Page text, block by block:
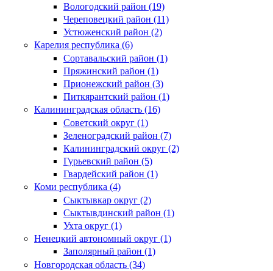
Вологодский район (19)
Череповецкий район (11)
Устюженский район (2)
Карелия республика (6)
Сортавальский район (1)
Пряжинский район (1)
Прионежский район (3)
Питкярантский район (1)
Калининградская область (16)
Советский округ (1)
Зеленоградский район (7)
Калининградский округ (2)
Гурьевский район (5)
Гвардейский район (1)
Коми республика (4)
Сыктывкар округ (2)
Сыктывдинский район (1)
Ухта округ (1)
Ненецкий автономный округ (1)
Заполярный район (1)
Новгородская область (34)